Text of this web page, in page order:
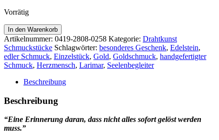
Vorrätig
Larimar
Goldanhänger
Menge
In den Warenkorb
Artikelnummer: 0419-2808-0258 Kategorie: Drahtkunst
Schmuckstücke Schlagwörter: besonderes Geschenk, Edelstein,
edler Schmuck, Einzelstück, Gold, Goldschmuck, handgefertigter
Schmuck, Herzmensch, Larimar, Seelenbegleiter
Beschreibung
Beschreibung
“Eine Erinnerung daran, dass nicht alles sofort gelöst werden
muss.”